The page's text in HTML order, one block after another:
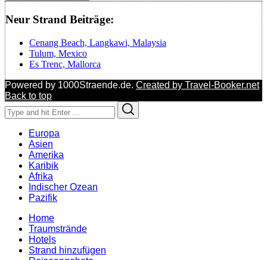
Neur Strand Beiträge:
Cenang Beach, Langkawi, Malaysia
Tulum, Mexico
Es Trenc, Mallorca
Powered by 1000Straende.de. Created by Travel-Booker.net
Back to top
Search
for:
Europa
Asien
Amerika
Karibik
Afrika
Indischer Ozean
Pazifik
Home
Traumstrände
Hotels
Strand hinzufügen